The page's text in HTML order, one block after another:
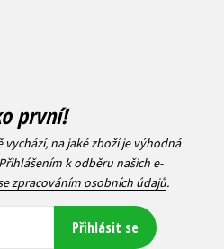
první!
na jaké zboží je výhodná
k odběru našich e-
zpracováním osobních údajů.
Přihlásit se